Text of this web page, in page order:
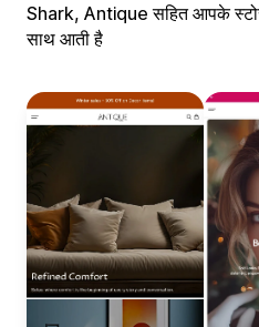
Shark, Antique सहित आपके
साथ आती है